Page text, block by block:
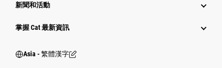
新聞和活動
掌握 Cat 最新資訊
Asia - 繁體漢字